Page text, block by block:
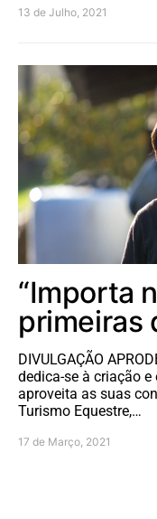
13 de Julho, 2021
“Importa
primeiras
DIVULGAÇÃO
dedica-se à criação
aproveita as suas
Turismo Equestre,…
17 de Março, 2021